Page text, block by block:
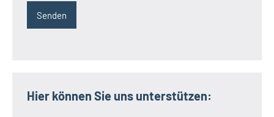
Hier können Sie uns unterstützen: